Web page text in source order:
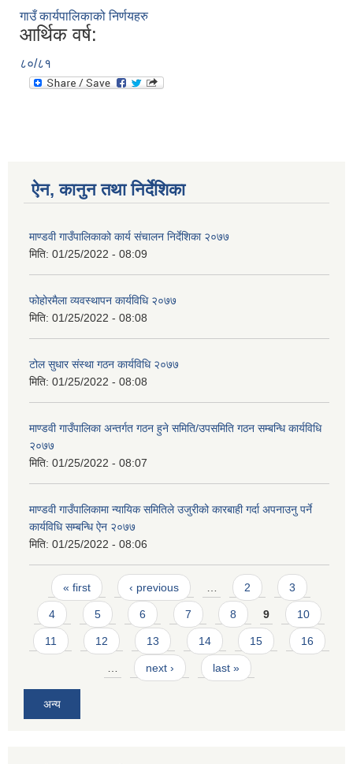
गाउँ कार्यपालिकाको निर्णयहरु
आर्थिक वर्ष:
८०/८१
ऐन, कानुन तथा निर्देशिका
माण्डवी गाउँपालिकाको कार्य संचालन निर्देशिका २०७७
मिति: 01/25/2022 - 08:09
फोहोरमैला व्यवस्थापन कार्यविधि २०७७
मिति: 01/25/2022 - 08:08
टोल सुधार संस्था गठन कार्यविधि २०७७
मिति: 01/25/2022 - 08:08
माण्डवी गाउँपालिका अन्तर्गत गठन हुने समिति/उपसमिति गठन सम्बन्धि कार्यविधि
२०७७
मिति: 01/25/2022 - 08:07
माण्डवी गाउँपालिकामा न्यायिक समितिले उजुरीको कारबाही गर्दा अपनाउनु पर्ने
कार्यविधि सम्बन्धि ऐन २०७७
मिति: 01/25/2022 - 08:06
Pages
« first ‹ previous 2 3
4 5 6 7 8 9 10
11 12 13 14 15 16
next › last »
अन्य